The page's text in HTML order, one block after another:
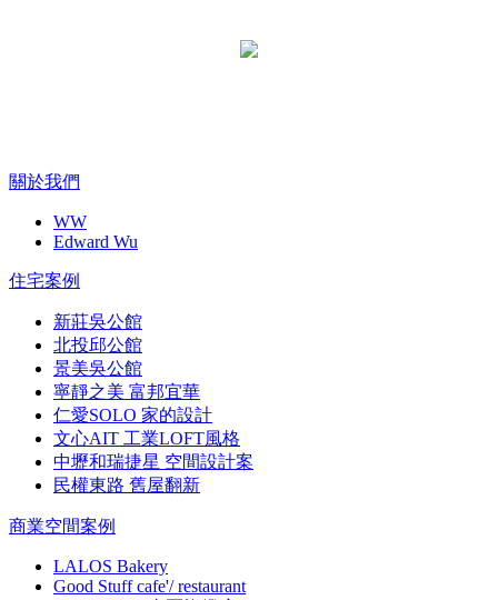
關於我們
WW
Edward Wu
住宅案例
新莊吳公館
北投邱公館
景美吳公館
寧靜之美 富邦宜華
仁愛SOLO 家的設計
文心AIT 工業LOFT風格
中壢和瑞捷星 空間設計案
民權東路 舊屋翻新
商業空間案例
LALOS Bakery
Good Stuff cafe'/ restaurant